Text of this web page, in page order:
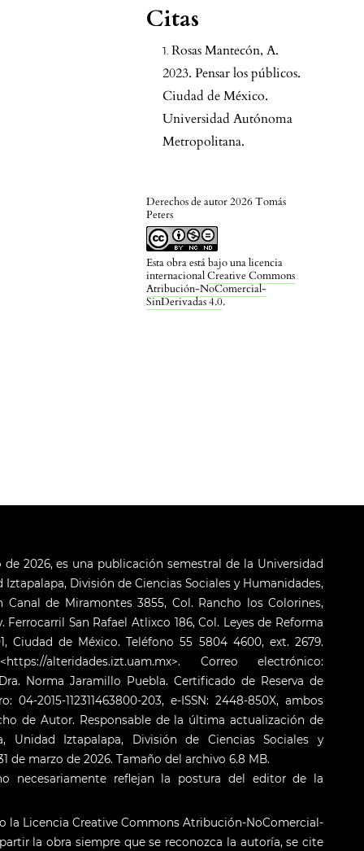
Derechos de autor 2026 Tomás
Peters
Esta obra está bajo una licencia
internacionalCreative Commons
Atribución-NoComercial-
SinDerivadas 4.0.
Citas
Rosas Mantecón, A.
2023. Pensar los públicos.
Ciudad de México.
Universidad Autónoma
Metropolitana.
de 2026, es una publicación semestral de la Universidad
División de Ciencias Sociales y Humanidades,
de Miramontes 3855, Col. Rancho los Colorines,
Ferrocarril San Rafael Atlixco 186, Col. Leyes de Reforma
Ciudad de México. Teléfono 55 5804 4600, ext. 2679.
alteridades.izt.uam.mx>. Correo electrónico:
Norma Jaramillo Puebla. Certificado de Reserva de
2015-112311463800-203, e-ISSN: 2448-850X, ambos
de Autor. Responsable de la última actualización de
Unidad Iztapalapa, División de Ciencias Sociales y
de marzo de 2026. Tamaño del archivo 6.8 MB.
necesariamente reflejan la postura del editor de la
la Licencia Creative Commons Atribución-NoComercial-
la obra siempre que se reconozca la autoría, se cite